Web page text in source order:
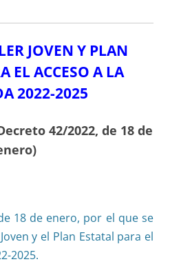
JOVEN Y PLAN
EL ACCESO A LA
2022-2025
42/2022, de 18 de
18 de enero, por el que se
y el Plan Estatal para el
2025.